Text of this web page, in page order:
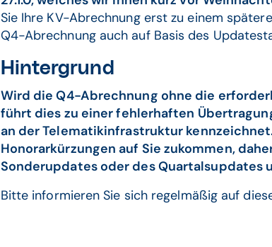
Sie Ihre KV-Abrechnung erst zu einem
Q4-Abrechnung auch auf Basis des
Hintergrund
Wird die Q4-Abrechnung ohne die
führt dies zu einer fehlerhaften
an der Telematikinfrastruktur
Honorarkürzungen auf Sie zukommen,
Sonderupdates oder des Quartalsupdates
Bitte informieren Sie sich regelmäßig auf